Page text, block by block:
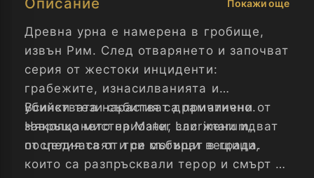
Покажи още
Древна урна е намерена в гробище,
извън Рим. След отварянето и започват
серия от жестоки инциденти:
грабежите, изнасилванията и
убийствата нарастват драматично.
Няколко мистериозни, зли жени идват
от целия свят и се събират в града.
Всички тези събития са причинени от
завръщането на Mater Lacrimarum,
последната от три могъщи вещици,
които са разпръсквали терор и смърт от